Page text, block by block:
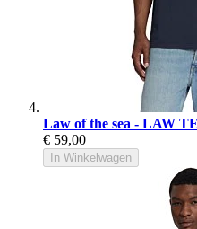
Law of the sea - LAW
€ 59,00
In Winkelwagen